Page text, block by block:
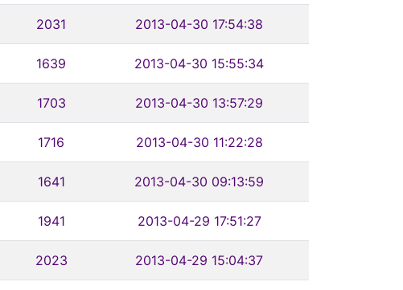
2031 2013-04-30 17:54:38
1639 2013-04-30 15:55:34
1703 2013-04-30 13:57:29
1716 2013-04-30 11:22:28
1641 2013-04-30 09:13:59
1941 2013-04-29 17:51:27
2023 2013-04-29 15:04:37